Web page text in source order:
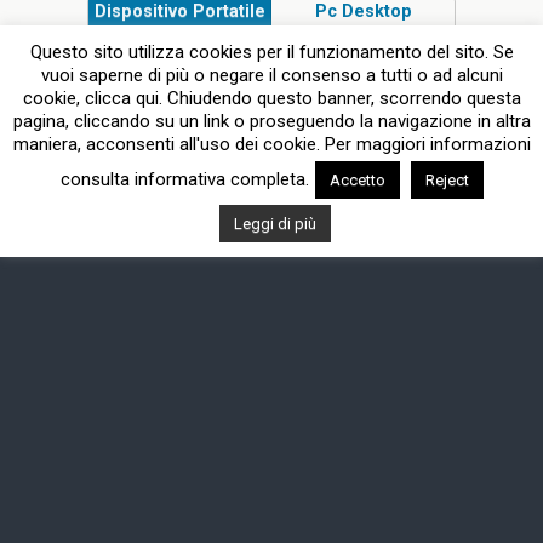
Dispositivo Portatile Pc Desktop
Questo sito utilizza cookies per il funzionamento del sito. Se
vuoi saperne di più o negare il consenso a tutti o ad alcuni
cookie, clicca qui. Chiudendo questo banner, scorrendo questa
pagina, cliccando su un link o proseguendo la navigazione in altra
maniera, acconsenti all'uso dei cookie. Per maggiori informazioni
consulta informativa completa.
Accetto Reject
Leggi di più